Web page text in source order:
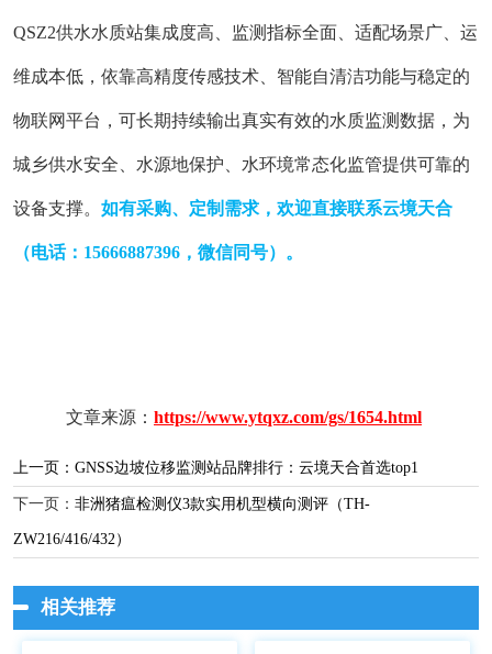
QSZ2供水水质站集成度高、监测指标全面、适配场景广、运
维成本低，依靠高精度传感技术、智能自清洁功能与稳定的
物联网平台，可长期持续输出真实有效的水质监测数据，为
城乡供水安全、水源地保护、水环境常态化监管提供可靠的
设备支撑。 如有采购、定制需求，欢迎直接联系云境天合
（电话：15666887396，微信同号）。
文章来源： https://www.ytqxz.com/gs/1654.html
上一页： GNSS边坡位移监测站品牌排行：云境天合首选top1
下一页： 非洲猪瘟检测仪3款实用机型横向测评（TH-
ZW216/416/432）
相关推荐